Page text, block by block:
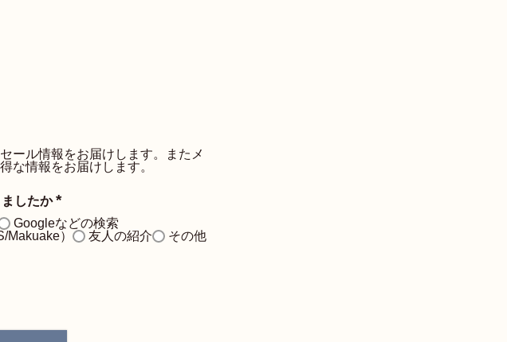
ール情報をお届けします。またメ
な情報をお届けします。
したか
必
須
Googleなどの検索
）
友人の紹介 その他